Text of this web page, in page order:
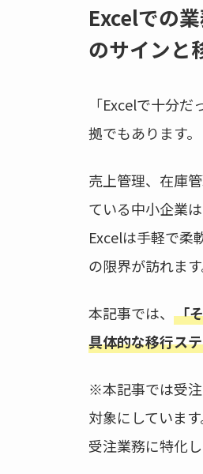
c
e
b
o
o
k
itt
er
Excelでの
のサインと
「Excelで十分
拠でもあります。
売上管理、在庫
ている中小企業は
Excelは手軽で柔
の限界が訪れます
本記事では、 「
具体的な移行ス
※本記事では受
対象にしています
受注業務に特化